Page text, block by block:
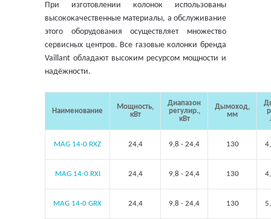
При изготовлении колонок использованы
высококачественные материалы, а обслуживание
этого оборудования осуществляет множество
сервисных центров. Все газовые колонки бренда
Vaillant обладают высоким ресурсом мощности и
надёжности.
Наименование
Мощность,
кВт
Диапазон
регулир.,
кВт
Дымоход,
мм
MAG 14-0 RXZ 24,4 9,8 - 24,4 130
MAG 14-0 RXI 24,4 9,8 - 24,4 130
MAG 14-0 GRX 24,4 9,8 - 24,4 130